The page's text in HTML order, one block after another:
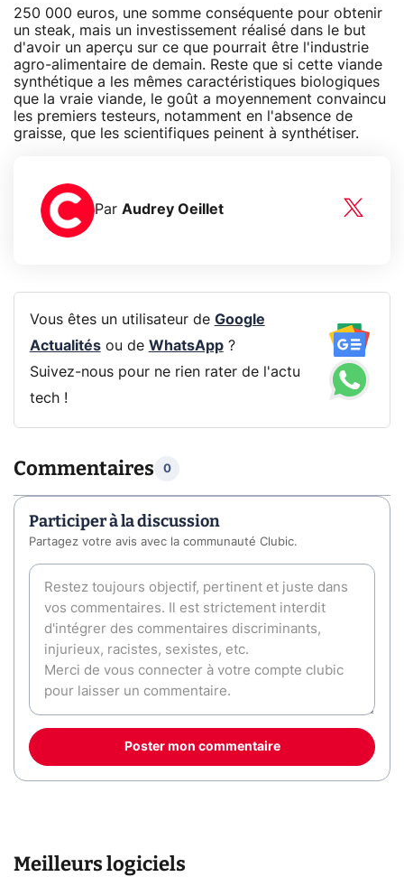
250 000 euros, une somme conséquente pour obtenir
un steak, mais un investissement réalisé dans le but
d'avoir un aperçu sur ce que pourrait être l'industrie
agro-alimentaire de demain. Reste que si cette viande
synthétique a les mêmes caractéristiques biologiques
que la vraie viande, le goût a moyennement convaincu
les premiers testeurs, notamment en l'absence de
graisse, que les scientifiques peinent à synthétiser.
Par Audrey Oeillet
Vous êtes un utilisateur de Google
Actualitésou de WhatsApp?
Suivez-nous pour ne rien rater de l'actu
tech !
Commentaires 0
Participer à la discussion
Partagez votre avis avec la communauté Clubic.
Poster mon commentaire
Meilleurs logiciels